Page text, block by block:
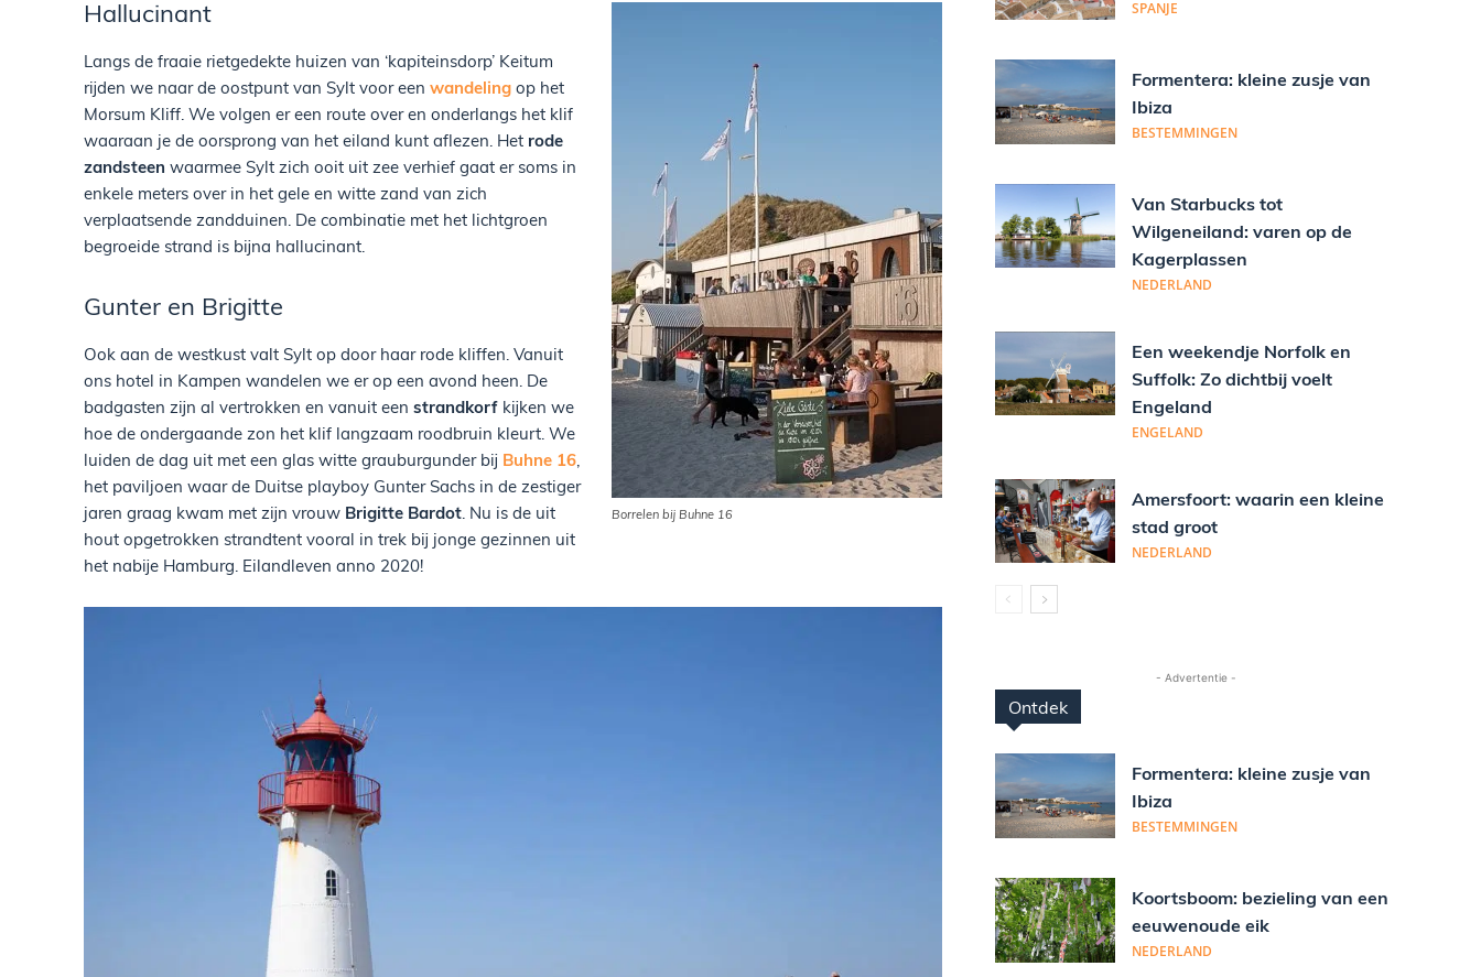
Borrelen bij Buhne 16
Hallucinant
Langs de fraaie rietgedekte huizen van ‘kapiteinsdorp’ Keitum
rijden we naar de oostpunt van Sylt voor een wandeling op het
Morsum Kliff. We volgen er een route over en onderlangs het klif
waaraan je de oorsprong van het eiland kunt aflezen. Het rode
zandsteen waarmee Sylt zich ooit uit zee verhief gaat er soms in
enkele meters over in het gele en witte zand van zich
verplaatsende zandduinen. De combinatie met het lichtgroen
begroeide strand is bijna hallucinant.
Gunter en Brigitte
Ook aan de westkust valt Sylt op door haar rode kliffen. Vanuit
ons hotel in Kampen wandelen we er op een avond heen. De
badgasten zijn al vertrokken en vanuit een strandkorf kijken we
hoe de ondergaande zon het klif langzaam roodbruin kleurt. We
luiden de dag uit met een glas witte grauburgunder bij Buhne 16
het paviljoen waar de Duitse playboy Gunter Sachs in de zestiger
jaren graag kwam met zijn vrouw Brigitte Bardot . Nu is de uit
hout opgetrokken strandtent vooral in trek bij jonge gezinnen uit
het nabije Hamburg. Eilandleven anno 2020!
SPANJE
Formentera: kleine zusje van
Ibiza
BESTEMMINGEN
Van Starbucks tot
Wilgeneiland: varen op de
Kagerplassen
NEDERLAND
Een weekendje Norfolk en
Suffolk: Zo dichtbij voelt
Engeland
ENGELAND
Amersfoort: waarin een kleine
stad groot
NEDERLAND
- Advertentie -
Ontdek
Formentera: kleine zusje van
Ibiza
BESTEMMINGEN
Koortsboom: bezieling van een
eeuwenoude eik
NEDERLAND